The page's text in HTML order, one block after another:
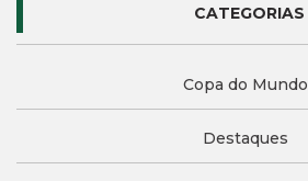
CATEGORIAS
Copa do Mundo
Destaques